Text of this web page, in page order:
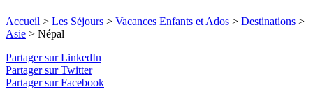
Accueil > Les Séjours > Vacances Enfants et Ados > Destinations >
Asie > Népal
Partager sur LinkedIn
Partager sur Twitter
Partager sur Facebook